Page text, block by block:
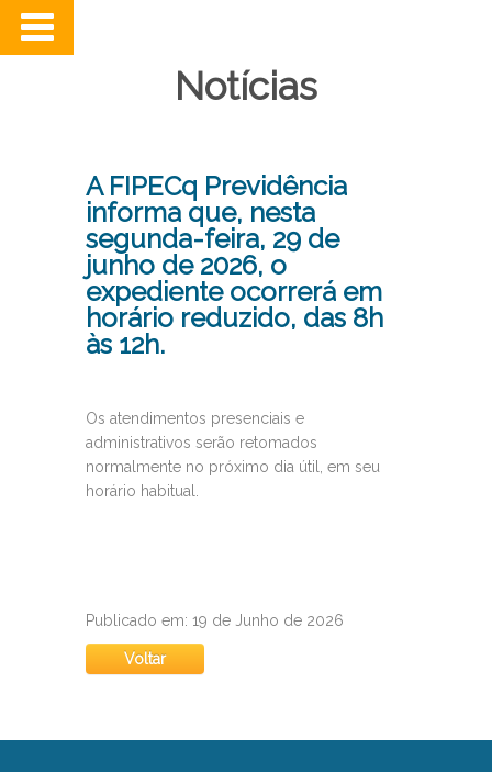
Notícias
A FIPECq Previdência
informa que, nesta
segunda-feira, 29 de
junho de 2026, o
expediente ocorrerá em
horário reduzido, das 8h
às 12h.
Os atendimentos presenciais e
administrativos serão retomados
normalmente no próximo dia útil, em seu
horário habitual.
Publicado em: 19 de Junho de 2026
Voltar